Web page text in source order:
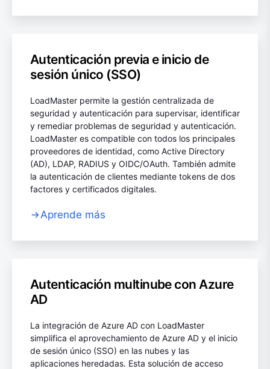
Autenticación previa e inicio de
sesión único (SSO)
LoadMaster permite la gestión centralizada de
seguridad y autenticación para supervisar, identificar
y remediar problemas de seguridad y autenticación.
LoadMaster es compatible con todos los principales
proveedores de identidad, como Active Directory
(AD), LDAP, RADIUS y OIDC/OAuth. También admite
la autenticación de clientes mediante tokens de dos
factores y certificados digitales.
Aprende más
Autenticación multinube con Azure
AD
La integración de Azure AD con LoadMaster
simplifica el aprovechamiento de Azure AD y el inicio
de sesión único (SSO) en las nubes y las
aplicaciones heredadas. Esta solución de acceso